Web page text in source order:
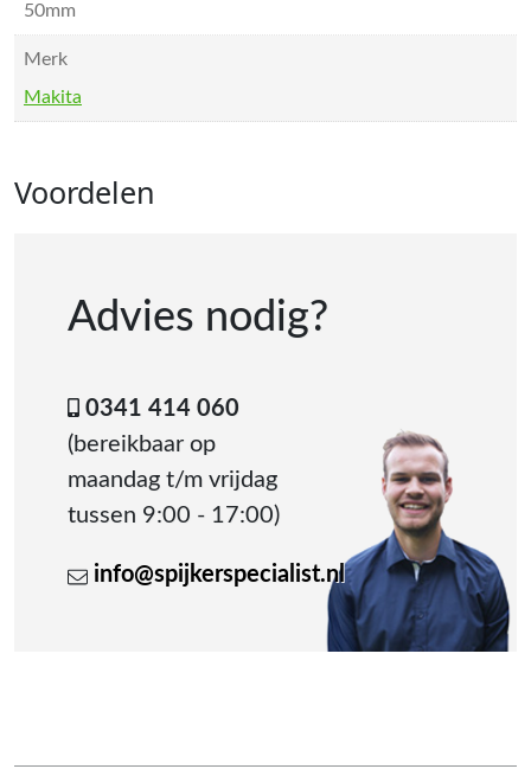
50mm
Merk
Makita
Voordelen
Advies nodig?
0341 414 060
(bereikbaar op
maandag t/m vrijdag
tussen 9:00 - 17:00)
info@spijkerspecialist.nl